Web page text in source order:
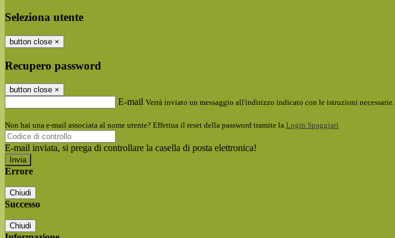
Seleziona utente
button close ×
Recupero password
button close ×
E-mail Verrà inviato un messaggio all'indirizzo indicato con le istruzioni necessarie.
Non hai una e-mail associata al nome utente? Effettua il reset della password tramite la Login Spaggiari
E-mail inviata, si prega di controllare la casella di posta elettronica!
Errore
Chiudi
Successo
Chiudi